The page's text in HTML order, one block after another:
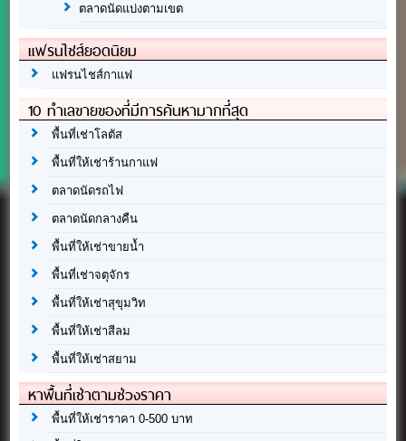
ตลาดนัดแบ่งตามเขต
แฟรนไชส์ยอดนิยม
แฟรนไชส์กาแฟ
10 ทำเลขายของที่มีการค้นหามากที่สุด
พื้นที่เช่าโลตัส
พื้นที่ให้เช่าร้านกาแฟ
ตลาดนัดรถไฟ
ตลาดนัดกลางคืน
พื้นที่ให้เช่าขายน้ำ
พื้นที่เช่าจตุจักร
พื้นที่ให้เช่าสุขุมวิท
พื้นที่ให้เช่าสีลม
พื้นที่ให้เช่าสยาม
หาพื้นที่เช่าตามช่วงราคา
พื้นที่ให้เช่าราคา 0-500 บาท